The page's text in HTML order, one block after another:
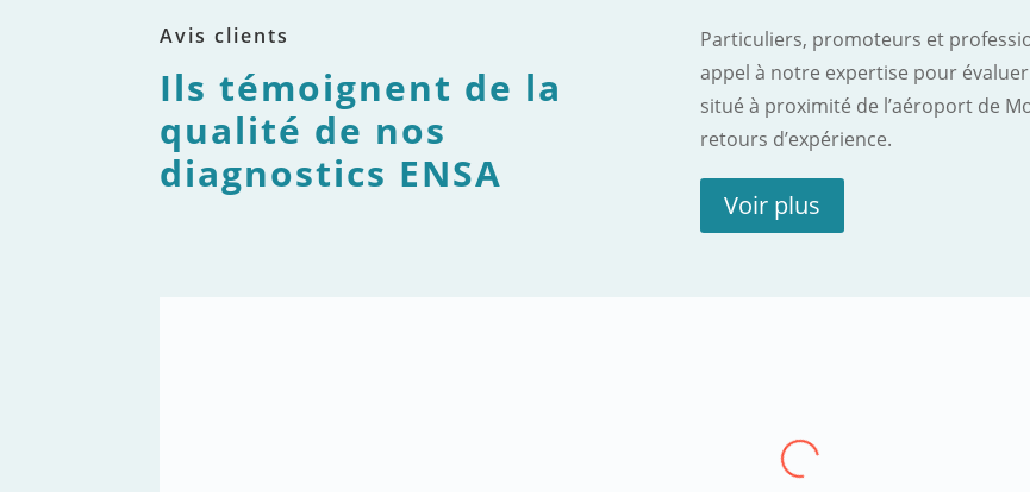
Avis clients
Ils témoignent de la
qualité de nos
diagnostics ENSA
Particuliers, promoteurs et
appel à notre expertise pour
situé à proximité de l’aéroport de
retours d’expérience.
Voir plus